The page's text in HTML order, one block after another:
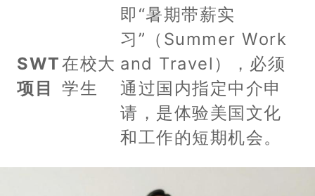
SWT
项目
在校大
学生
即“暑期带薪实
习”（Summer Work
and Travel），必须
通过国内指定中介申
请，是体验美国文化
和工作的短期机会。